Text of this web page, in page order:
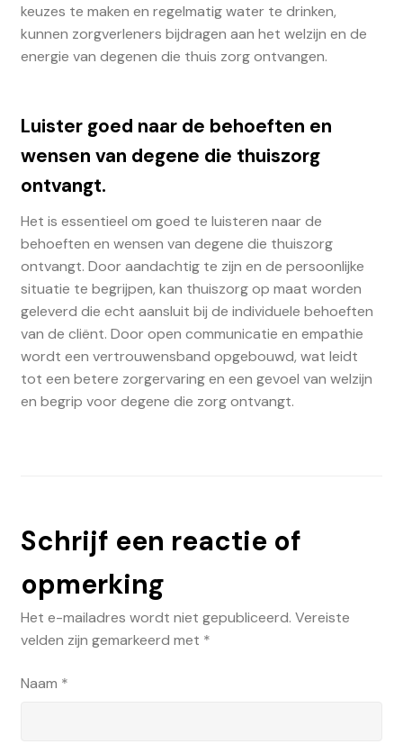
keuzes te maken en regelmatig water te drinken,
kunnen zorgverleners bijdragen aan het welzijn en de
energie van degenen die thuis zorg ontvangen.
Luister goed naar de behoeften en
wensen van degene die thuiszorg
ontvangt.
Het is essentieel om goed te luisteren naar de
behoeften en wensen van degene die thuiszorg
ontvangt. Door aandachtig te zijn en de persoonlijke
situatie te begrijpen, kan thuiszorg op maat worden
geleverd die echt aansluit bij de individuele behoeften
van de cliënt. Door open communicatie en empathie
wordt een vertrouwensband opgebouwd, wat leidt
tot een betere zorgervaring en een gevoel van welzijn
en begrip voor degene die zorg ontvangt.
Schrijf een reactie of
opmerking
Het e-mailadres wordt niet gepubliceerd. Vereiste
velden zijn gemarkeerd met *
Naam *